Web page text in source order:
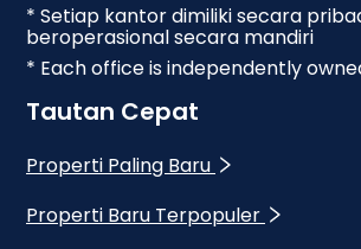
* Setiap kantor dimiliki secara
beroperasional secara mandiri
* Each office is independently
Tautan Cepat
Properti Paling Baru
Properti Baru Terpopuler